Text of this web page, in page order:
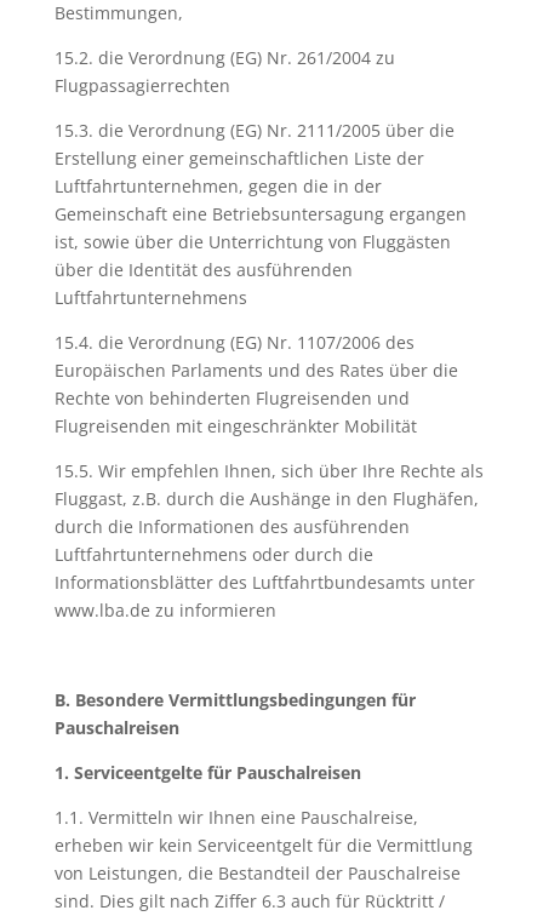
Bestimmungen,
15.2. die Verordnung (EG) Nr. 261/2004 zu
Flugpassagierrechten
15.3. die Verordnung (EG) Nr. 2111/2005 über die
Erstellung einer gemeinschaftlichen Liste der
Luftfahrtunternehmen, gegen die in der
Gemeinschaft eine Betriebsuntersagung ergangen
ist, sowie über die Unterrichtung von Fluggästen
über die Identität des ausführenden
Luftfahrtunternehmens
15.4. die Verordnung (EG) Nr. 1107/2006 des
Europäischen Parlaments und des Rates über die
Rechte von behinderten Flugreisenden und
Flugreisenden mit eingeschränkter Mobilität
15.5. Wir empfehlen Ihnen, sich über Ihre Rechte als
Fluggast, z.B. durch die Aushänge in den Flughäfen,
durch die Informationen des ausführenden
Luftfahrtunternehmens oder durch die
Informationsblätter des Luftfahrtbundesamts unter
www.lba.de zu informieren
B. Besondere Vermittlungsbedingungen für
Pauschalreisen
1. Serviceentgelte für Pauschalreisen
1.1. Vermitteln wir Ihnen eine Pauschalreise,
erheben wir kein Serviceentgelt für die Vermittlung
von Leistungen, die Bestandteil der Pauschalreise
sind. Dies gilt nach Ziffer 6.3 auch für Rücktritt /